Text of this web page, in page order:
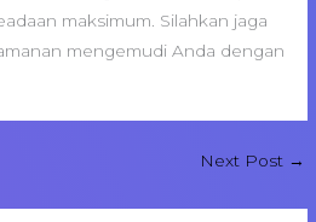
maksimum. Silahkan jaga
mengemudi Anda dengan
Next Post →